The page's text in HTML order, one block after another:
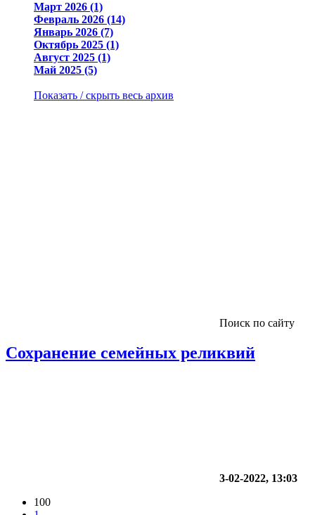
Март 2026 (1)
Февраль 2026 (14)
Январь 2026 (7)
Октябрь 2025 (1)
Август 2025 (1)
Май 2025 (5)
Показать / скрыть весь архив
Поиск по сайту
Сохранение семейных реликвий
3-02-2022, 13:03
100